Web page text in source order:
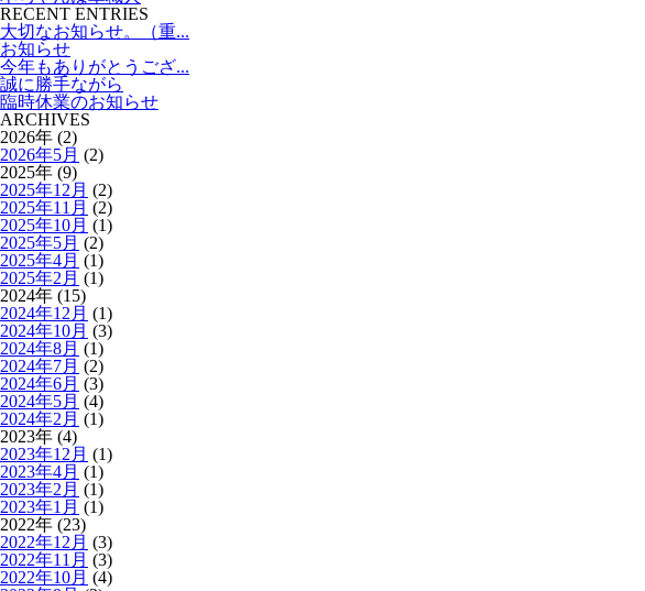
RECENT ENTRIES
大切なお知らせ。（重...
お知らせ
今年もありがとうござ...
誠に勝手ながら
臨時休業のお知らせ
ARCHIVES
2026年 (2)
2026年5月 (2)
2025年 (9)
2025年12月 (2)
2025年11月 (2)
2025年10月 (1)
2025年5月 (2)
2025年4月 (1)
2025年2月 (1)
2024年 (15)
2024年12月 (1)
2024年10月 (3)
2024年8月 (1)
2024年7月 (2)
2024年6月 (3)
2024年5月 (4)
2024年2月 (1)
2023年 (4)
2023年12月 (1)
2023年4月 (1)
2023年2月 (1)
2023年1月 (1)
2022年 (23)
2022年12月 (3)
2022年11月 (3)
2022年10月 (4)